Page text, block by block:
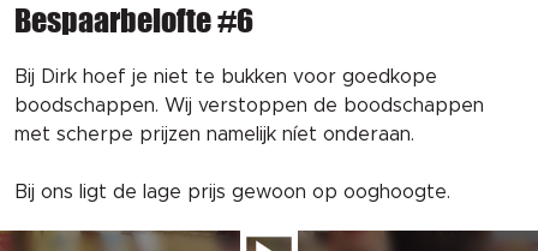
Bespaarbelofte #6
Bij Dirk hoef je niet te bukken voor goedkope
boodschappen. Wij verstoppen de boodschappen
met scherpe prijzen namelijk níet onderaan.
Bij ons ligt de lage prijs gewoon op ooghoogte.